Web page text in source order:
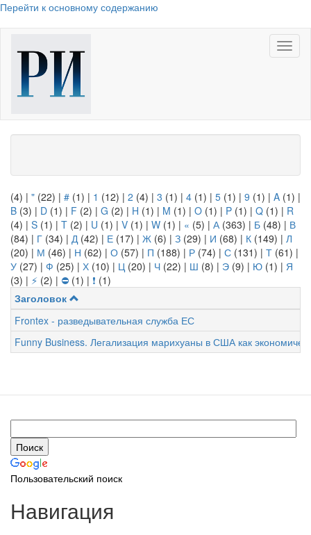
Перейти к основному содержанию
(4) | " (22) | # (1) | 1 (12) | 2 (4) | 3 (1) | 4 (1) | 5 (1) | 9 (1) | A (1) |
B (3) | D (1) | F (2) | G (2) | H (1) | M (1) | O (1) | P (1) | Q (1) | R
(4) | S (1) | T (2) | U (1) | V (1) | W (1) | « (5) | А(363) | Б (48) | В
(84) | Г (34) | Д(42) | Е (17) | Ж (6) | З (29) | И (68) | К (149) | Л
(20) | М (46) | Н (62) | О (57) | П (188) | Р (74) | С (131) | Т (61) |
У (27) | Ф (25) | Х (10) | Ц (20) | Ч (22) | Ш (8) | Э (9) | Ю (1) | Я
(3) | ⚡ (2) | ⛔ (1) | ❗ (1)
Заголовок
Frontex - разведывательная служба ЕС
Funny Business. Легализация марихуаны в США как
Пользовательский поиск
Навигация